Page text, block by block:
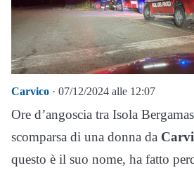
Carvico · 07/12/2024 alle 12:07
Ore d’angoscia tra Isola
scomparsa di una donna da
questo è il suo nome, ha fatto